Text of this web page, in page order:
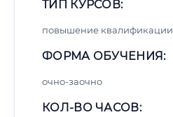
ТИП КУРСОВ:
повышение квалификации
ФОРМА ОБУЧЕНИЯ:
очно-заочно
КОЛ-ВО ЧАСОВ: